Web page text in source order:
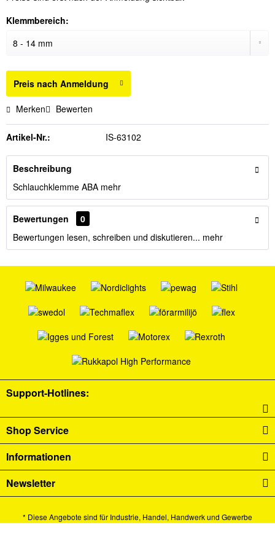
Klemmbereich:
Preis nach Anmeldung
Merken Bewerten
Artikel-Nr.: IS-63102
Beschreibung
Schlauchklemme ABA mehr
Bewertungen
0
Bewertungen lesen, schreiben und diskutieren... mehr
Support-Hotlines:
Shop Service
Informationen
Newsletter
* Diese Angebote sind für Industrie, Handel, Handwerk und Gewerbe